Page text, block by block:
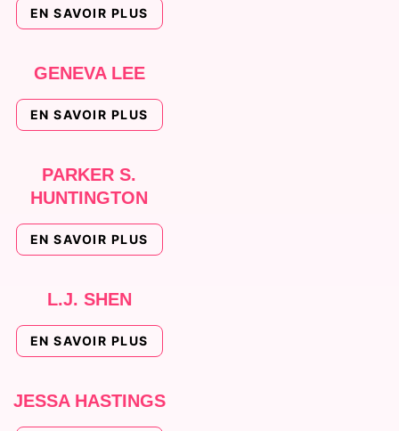
EN SAVOIR PLUS
GENEVA LEE
EN SAVOIR PLUS
PARKER S.
HUNTINGTON
EN SAVOIR PLUS
L.J. SHEN
EN SAVOIR PLUS
JESSA HASTINGS